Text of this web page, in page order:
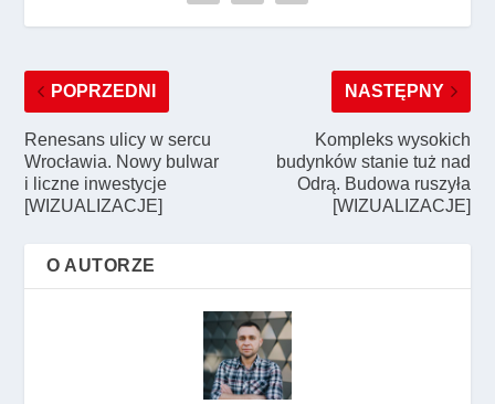
POPRZEDNI
Renesans ulicy w sercu
Wrocławia. Nowy bulwar
i liczne inwestycje
[WIZUALIZACJE]
NASTĘPNY
Kompleks wysokich
budynków stanie tuż nad
Odrą. Budowa ruszyła
[WIZUALIZACJE]
O AUTORZE